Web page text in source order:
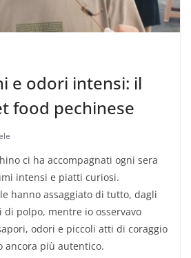
e odori intensi: il
food pechinese
ci ha accompagnati ogni sera
intensi e piatti curiosi.
hanno assaggiato di tutto, dagli
polpo, mentre io osservavo
odori e piccoli atti di coraggio
ancora più autentico.